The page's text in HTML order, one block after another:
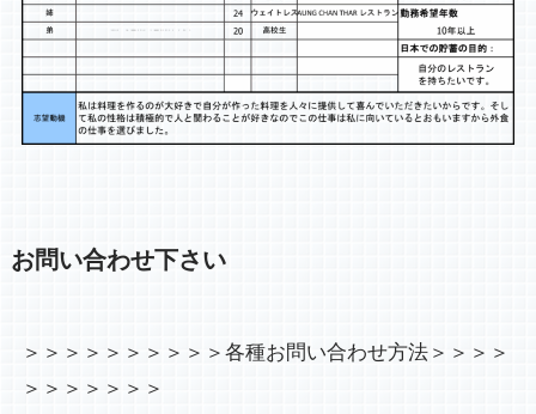
お問い合わせ下さい
＞＞＞＞＞＞＞＞＞＞各種お問い合わせ方法＞＞＞＞
＞＞＞＞＞＞＞